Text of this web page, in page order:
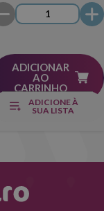
ADICIONAR
AO
CARRINHO
ADICIONE À
SUA LISTA